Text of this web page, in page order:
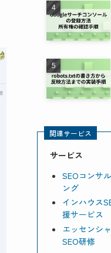
関連サービス
サービス
SEOコンサ
ング
インハウス
援サービス
エッセンシ
SEO研修